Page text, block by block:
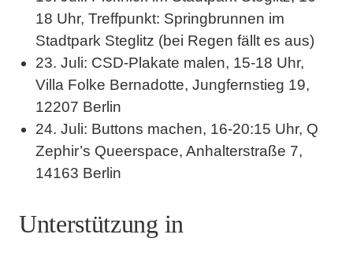
18 Uhr, Treffpunkt: Springbrunnen im
Stadtpark Steglitz (bei Regen fällt es aus)
23. Juli: CSD-Plakate malen, 15-18 Uhr,
Villa Folke Bernadotte, Jungfernstieg 19,
12207 Berlin
24. Juli: Buttons machen, 16-20:15 Uhr, Q
Zephir’s Queerspace, Anhalterstraße 7,
14163 Berlin
Unterstützung in